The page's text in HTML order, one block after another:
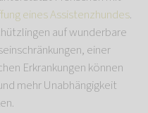
eines Assistenzhundes.
auf wunderbare
einer
Erkrankungen können
mehr Unabhängigkeit